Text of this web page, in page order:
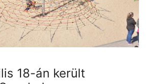
18-án került